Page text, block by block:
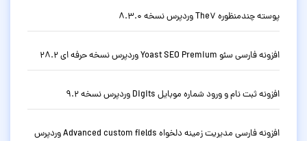
پوسته چندمنظوره The7 وردپرس نسخه 8.3.0
افزونه فارسی سئو Yoast SEO Premium وردپرس نسخه حرفه ای 28.2
افزونه ثبت نام و ورود شماره موبایل Digits وردپرس نسخه 9.2
افزونه فارسی مدیریت زمینه دلخواه Advanced custom fields وردپرس